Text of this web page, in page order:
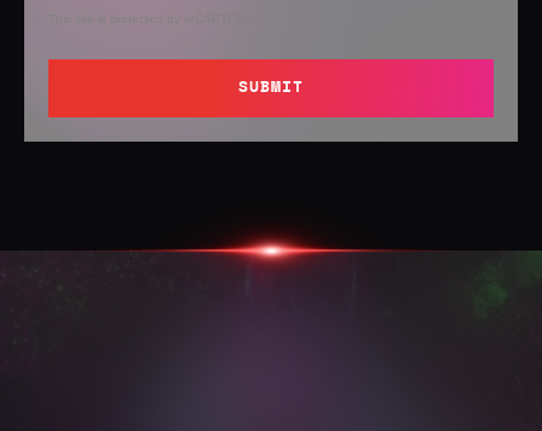
This site is protected by reCAPTCHA.
SUBMIT